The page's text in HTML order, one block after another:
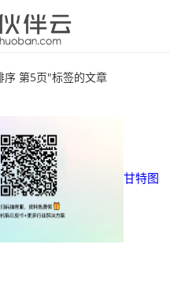
序 第5页"标签的文章
甘特图